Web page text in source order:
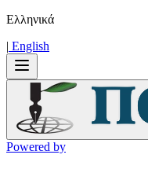
Ελληνικά
| Εnglish
Powered by